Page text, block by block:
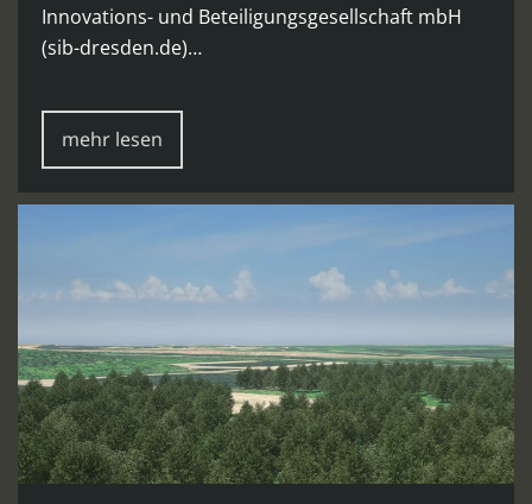
Innovations- und Beteiligungsgesellschaft mbH
(sib-dresden.de)…
mehr lesen